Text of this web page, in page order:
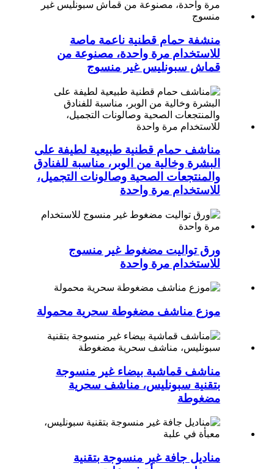
منشفة حمام قطنية ناعمة ماصة
للاستخدام مرة واحدة، مصنوعة من
قماش سبونليس غير منسوج
مناشف حمام قطنية طبيعية لطيفة على
البشرة وخالية من الوبر، مناسبة للفنادق
والمنتجعات الصحية وصالونات التجميل،
للاستخدام مرة واحدة
ورق تواليت مضغوط غير منسوج
للاستخدام مرة واحدة
موزع مناشف مضغوطة سحرية محمولة
مناشف قماشية بيضاء غير منسوجة
بتقنية سبونليس، مناشف سحرية
مضغوطة
مناديل جافة غير منسوجة بتقنية